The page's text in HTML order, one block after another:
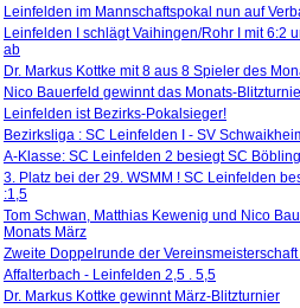
Leinfelden im Mannschaftspokal nun auf
Leinfelden I schlägt Vaihingen/Rohr I mit 6:2
ab
Dr. Markus Kottke mit 8 aus 8 Spieler des
Nico Bauerfeld gewinnt das Monats-
Leinfelden ist Bezirks-Pokalsieger!
Bezirksliga : SC Leinfelden I - SV
A-Klasse: SC Leinfelden 2 besiegt SC
3. Platz bei der 29. WSMM ! SC Leinfelden
:1,5
Tom Schwan, Matthias Kewenig und Nico
Monats März
Zweite Doppelrunde der
Affalterbach - Leinfelden 2,5 . 5,5
Dr. Markus Kottke gewinnt März-Blitzturnier